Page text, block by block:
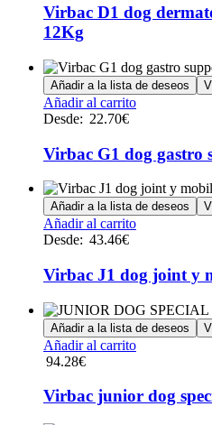
página
múltiples
variantes.
se
pueden
elegir
página
producto
Virbac D1 dog
12Kg
Añadir a la lista de deseos
Añadir al carritoEste
múltiples
variantes.
Las
opciones
se
pueden
la
de
producto
Desde: 22.70€
Virbac G1 dog gastro
Añadir a la lista de deseos
Añadir al carritoEste
múltiples
variantes.
Las
opciones
se
pueden
la
Desde: 43.46€
Virbac J1 dog joint y
Añadir a la lista de deseos
Añadir al carrito
94.28€
Virbac junior dog